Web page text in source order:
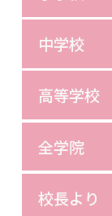
中学校
高等学校
全学院
校長より